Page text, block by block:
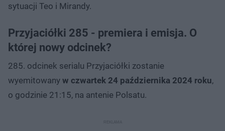
sytuacji Teo i Mirandy.
Przyjaciółki 285 - premiera i emisja. O
której nowy odcinek?
285. odcinek serialu Przyjaciółki zostanie
wyemitowany w czwartek 24 października 2024 roku,
o godzinie 21:15, na antenie Polsatu.